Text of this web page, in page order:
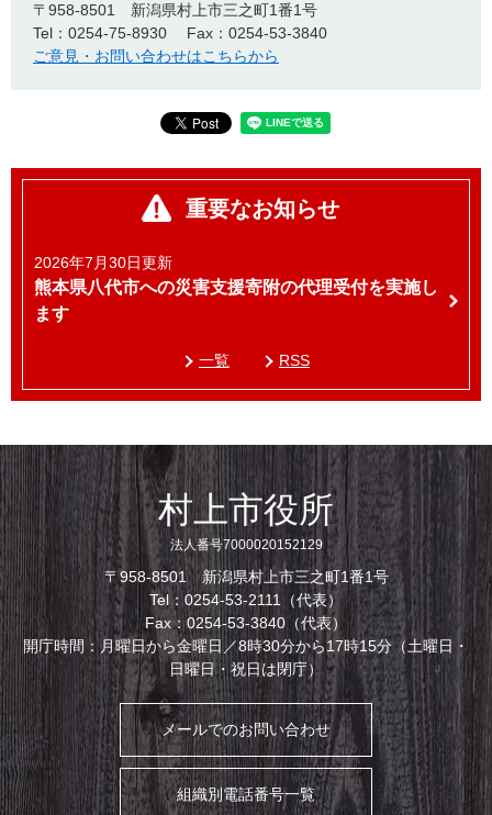
〒958-8501
新潟県村上市三之町1番1号
Tel：0254-75-8930
Fax：0254-53-3840
ご意見・お問い合わせはこちらから
重要なお知らせ
2026年7月30日更新
熊本県八代市への災害支援寄附の代理受付を実施し
ます
一覧 RSS
村上市役所
法人番号7000020152129
〒958-8501 新潟県村上市三之町1番1号
Tel：0254-53-2111（代表）
Fax：0254-53-3840（代表）
開庁時間：月曜日から金曜日／8時30分から17時15分（土曜日・
日曜日・祝日は閉庁）
メールでのお問い合わせ
組織別電話番号一覧